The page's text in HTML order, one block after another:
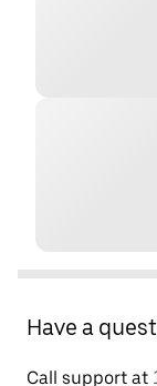
Have a
Call support at